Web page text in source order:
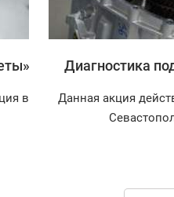
в
Диагностика
Данная акция